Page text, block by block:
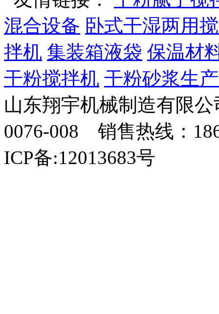
混合设备 卧式干湿两用
拌机 集装箱液袋 保温材
干粉搅拌机 干粉砂浆生
山东翔宇机械制造有限
0076-008 销售热线：
ICP备:12013683号